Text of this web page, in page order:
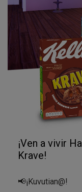
¡Ven a vivir
Krave!
📢​¡Kuvutian@!